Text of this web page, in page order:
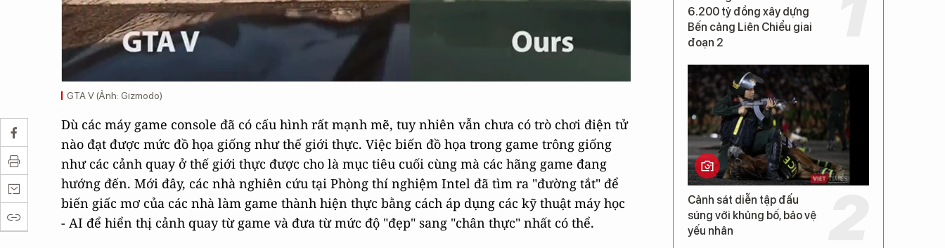
GTA V (Ảnh: Gizmodo)
Dù các máy game console đã có cấu hình rất mạnh mẽ, tuy nhiên vẫn chưa có trò chơi điện tử
nào đạt được mức đồ họa giống như thế giới thực. Việc biến đồ họa trong game trông giống
như các cảnh quay ở thế giới thực được cho là mục tiêu cuối cùng mà các hãng game đang
hướng đến. Mới đây, các nhà nghiên cứu tại Phòng thí nghiệm Intel đã tìm ra "đường tắt" để
biến giấc mơ của các nhà làm game thành hiện thực bằng cách áp dụng các kỹ thuật máy học
- AI để hiển thị cảnh quay từ game và đưa từ mức độ "đẹp" sang "chân thực" nhất có thể.
6.200 tỷ đồng xây dựng
Bến cảng Liên Chiểu giai
đoạn 2
Cảnh sát diễn tập đấu
súng với khủng bố, bảo vệ
yếu nhân